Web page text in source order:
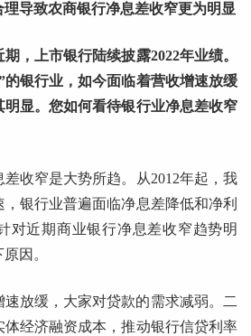
导致农商银行净息差收窄更为明显
，上市银行陆续披露2022年业绩。
的银行业，如今面临着营收增速放缓
显。您如何看待银行业净息差收窄
差收窄是大势所趋。从2012年起，我
银行业普遍面临净息差降低和净利
对近期商业银行净息差收窄趋势明
因。
放缓，大家对贷款的需求减弱。二
经济融资成本，推动银行信贷利率